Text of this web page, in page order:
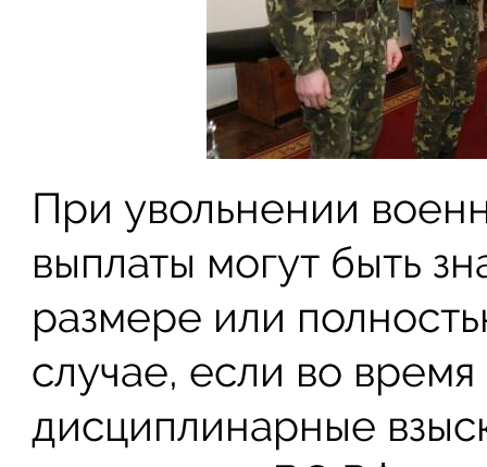
При увольнении
выплаты могут быть
размере или
случае, если во
дисциплинарные